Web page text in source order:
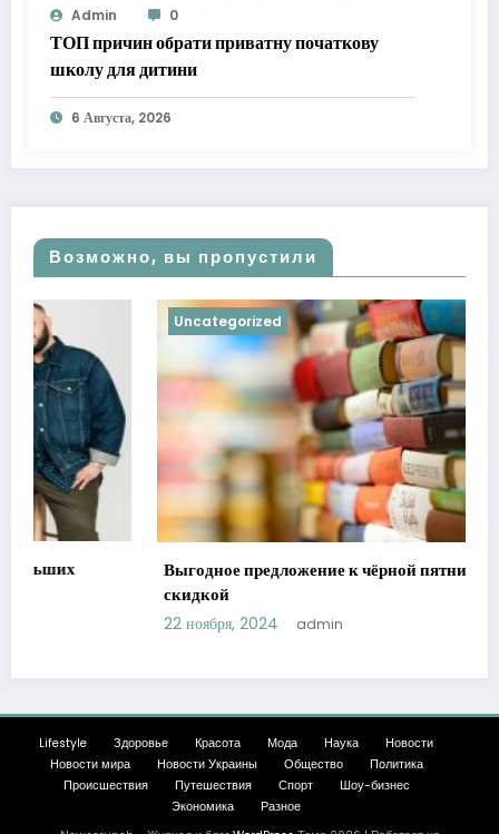
Admin 0
ТОП причин обрати приватну початкову
школу для дитини
6 Августа, 2026
Возможно, вы пропустили
Uncategorized
Выгодное предложение к чёрной пятнице — книги со
admin
Lifestyle Здоровье Красота Мода Наука
Новости
Новости мира
Новости Украины Общество
Политика
Происшествия
Путешествия Спорт
Шоу-бизнес
Экономика
Разное